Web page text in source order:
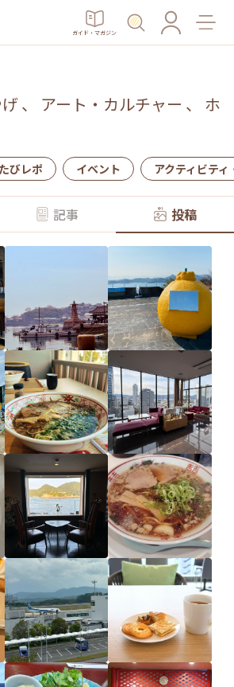
ガイド・マガジン
、 アート・カルチャー 、 ホ
たびレポ イベント アクティビティ
記事 投稿